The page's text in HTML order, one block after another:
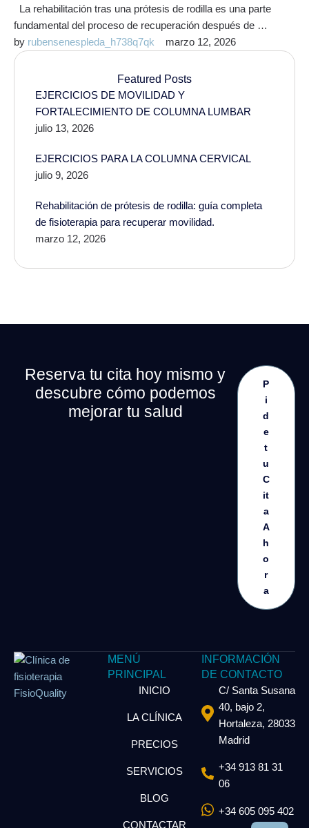
La rehabilitación tras una prótesis de rodilla es una parte
fundamental del proceso de recuperación después de …
by rubensenespleda_h738q7qk marzo 12, 2026
Featured Posts
EJERCICIOS DE MOVILIDAD Y
FORTALECIMIENTO DE COLUMNA LUMBAR
julio 13, 2026
EJERCICIOS PARA LA COLUMNA CERVICAL
julio 9, 2026
Rehabilitación de prótesis de rodilla: guía completa
de fisioterapia para recuperar movilidad.
marzo 12, 2026
Reserva tu cita hoy mismo y
descubre cómo podemos
mejorar tu salud
P
i
d
e
t
u
C
it
a
A
h
o
r
a
MENÚ
PRINCIPAL
INICIO
LA CLÍNICA
PRECIOS
SERVICIOS
BLOG
CONTACTAR
INFORMACIÓN
DE CONTACTO
C/ Santa Susana
40, bajo 2,
Hortaleza, 28033
Madrid
+34 913 81 31
06
+34 605 095 402